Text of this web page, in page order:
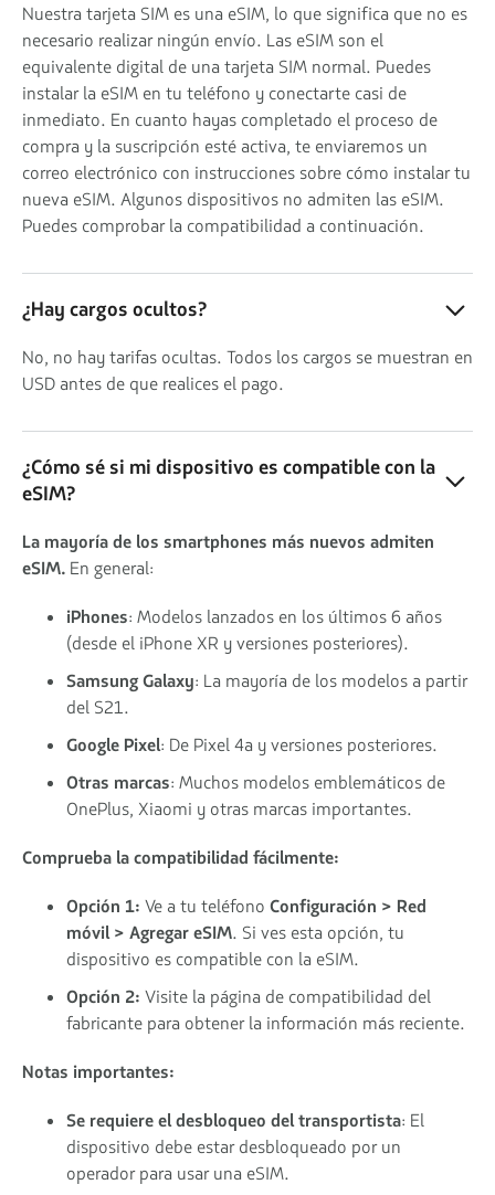
Nuestra tarjeta SIM es una eSIM, lo que significa que no es
necesario realizar ningún envío. Las eSIM son el
equivalente digital de una tarjeta SIM normal. Puedes
instalar la eSIM en tu teléfono y conectarte casi de
inmediato. En cuanto hayas completado el proceso de
compra y la suscripción esté activa, te enviaremos un
correo electrónico con instrucciones sobre cómo instalar tu
nueva eSIM. Algunos dispositivos no admiten las eSIM.
Puedes comprobar la compatibilidad a continuación.
¿Hay cargos ocultos?
No, no hay tarifas ocultas. Todos los cargos se muestran en
USD antes de que realices el pago.
¿Cómo sé si mi dispositivo es compatible con la
eSIM?
La mayoría de los smartphones más nuevos admiten
eSIM. En general:
iPhones: Modelos lanzados en los últimos 6 años
(desde el iPhone XR y versiones posteriores).
Samsung Galaxy: La mayoría de los modelos a partir
del S21.
Google Pixel: De Pixel 4a y versiones posteriores.
Otras marcas: Muchos modelos emblemáticos de
OnePlus, Xiaomi y otras marcas importantes.
Comprueba la compatibilidad fácilmente:
Opción 1: Ve a tu teléfono Configuración > Red
móvil > Agregar eSIM. Si ves esta opción, tu
dispositivo es compatible con la eSIM.
Opción 2: Visite la página de compatibilidad del
fabricante para obtener la información más reciente.
Notas importantes:
Se requiere el desbloqueo del transportista: El
dispositivo debe estar desbloqueado por un
operador para usar una eSIM.